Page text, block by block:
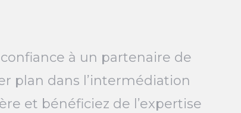
à un partenaire de
plan dans l’intermédiation
et bénéficiez de l’expertise